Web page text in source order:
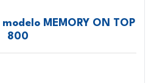
MEMORY ON TOP
800